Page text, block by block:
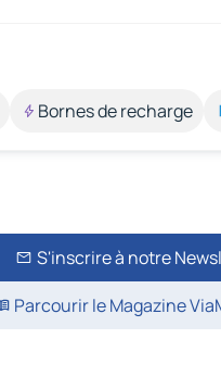
Bornes de recharge
S'inscrire à notre
Parcourir le Magazine